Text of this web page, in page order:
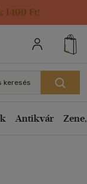
1499 Ft!
keresés
Antikvár